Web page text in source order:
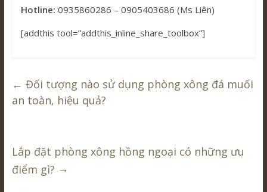
Hotline: 0935860286 – 0905403686 (Ms Liên)
[addthis tool=”addthis_inline_share_toolbox”]
← Đối tượng nào sử dụng phòng xông đá muối
an toàn, hiệu quả?
Lắp đặt phòng xông hồng ngoại có những ưu
điểm gì? →